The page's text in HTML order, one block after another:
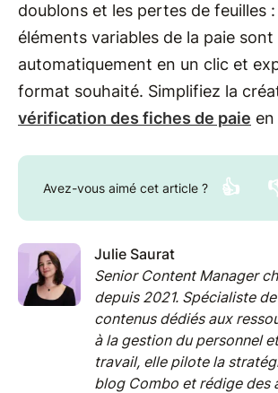
doublons et les pertes de feuilles
éléments variables de la paie sont
automatiquement en un clic et
format souhaité. Simplifiez la
vérification des fiches de paie
Avez-vous aimé cet article ? 👍
Julie Saurat
Senior Content Manager
depuis 2021. Spécialiste
contenus dédiés aux
à la gestion du personnel
travail, elle pilote la
blog Combo et rédige des